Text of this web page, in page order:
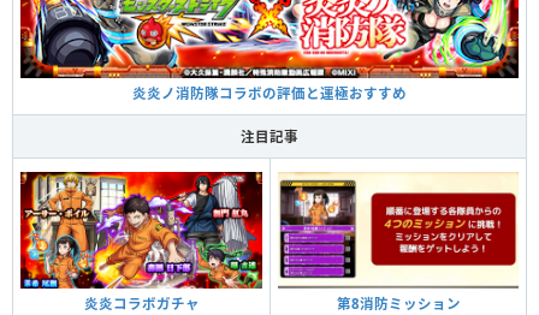
炎炎ノ消防隊コラボの評価と運極おすすめ
注目記事
炎炎コラボガチャ 第8消防ミッション